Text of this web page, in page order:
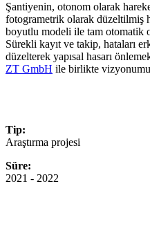
Şantiyenin, otonom olarak
fotogrametrik olarak düzeltilmiş
boyutlu modeli ile tam otomatik
Sürekli kayıt ve takip, hataları
düzelterek yapısal hasarı
ZT GmbH ile birlikte
Tip:
Araştırma projesi
Süre:
2021 - 2022